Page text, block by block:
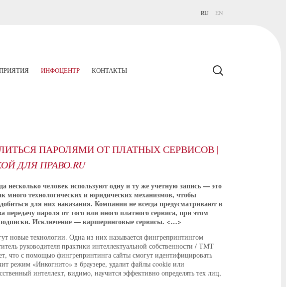
RU EN
ИНФОЦЕНТР КОНТАКТЫ
ПАРОЛЯМИ ОТ ПЛАТНЫХ СЕРВИСОВ |
ДЛЯ ПРАВО.RU
человек используют одну и ту же учетную запись — это
много технологических и юридических механизмов, чтобы
для них наказания. Компании не всегда предусматривают в
передачу пароля от того или иного платного сервиса, при этом
Исключение — каршеринговые сервисы. <…>
новые технологии. Одна из них называется фингрепринтингом
руководителя практики интеллектуальной собственности / ТМТ
что с помощью фингрепринтинга сайты смогут идентифицировать
режим «Инкогнито» в браузере, удалит файлы cookie или
интеллект, видимо, научится эффективно определять тех лиц,